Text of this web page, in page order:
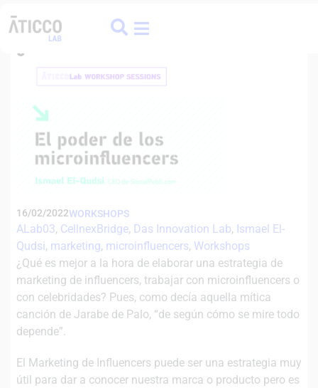
Marketing de Influencers:
¿Celebridades o Microinfluencers?
16/02/2022WORKSHOPS
ALab03, CellnexBridge, Das Innovation Lab, Ismael El-
Qudsi, marketing, microinfluencers, Workshops
¿Qué es mejor a la hora de elaborar una estrategia de
marketing de influencers, trabajar con microinfluencers o
con celebridades? Pues, como decía aquella mítica
canción de Jarabe de Palo, “de según cómo se mire todo
depende”.
El Marketing de Influencers puede ser una estrategia muy
útil para dar a conocer nuestra marca o producto pero es